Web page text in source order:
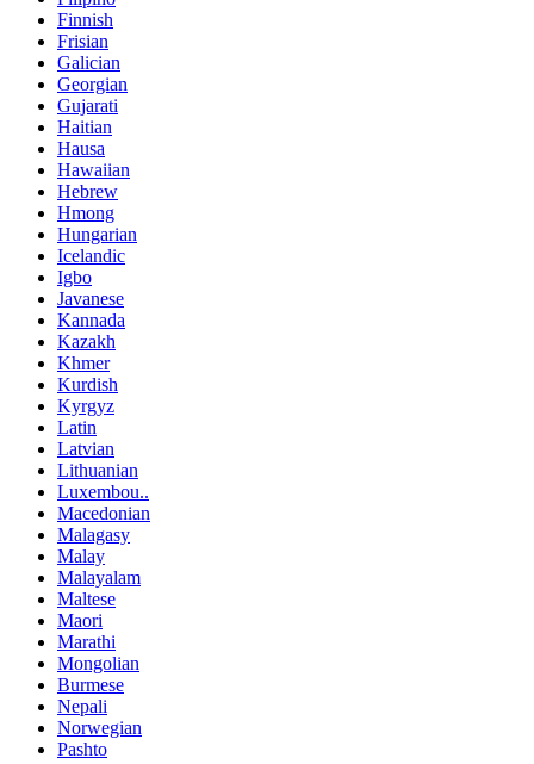
Finnish
Frisian
Galician
Georgian
Gujarati
Haitian
Hausa
Hawaiian
Hebrew
Hmong
Hungarian
Icelandic
Igbo
Javanese
Kannada
Kazakh
Khmer
Kurdish
Kyrgyz
Latin
Latvian
Lithuanian
Luxembou..
Macedonian
Malagasy
Malay
Malayalam
Maltese
Maori
Marathi
Mongolian
Burmese
Nepali
Norwegian
Pashto